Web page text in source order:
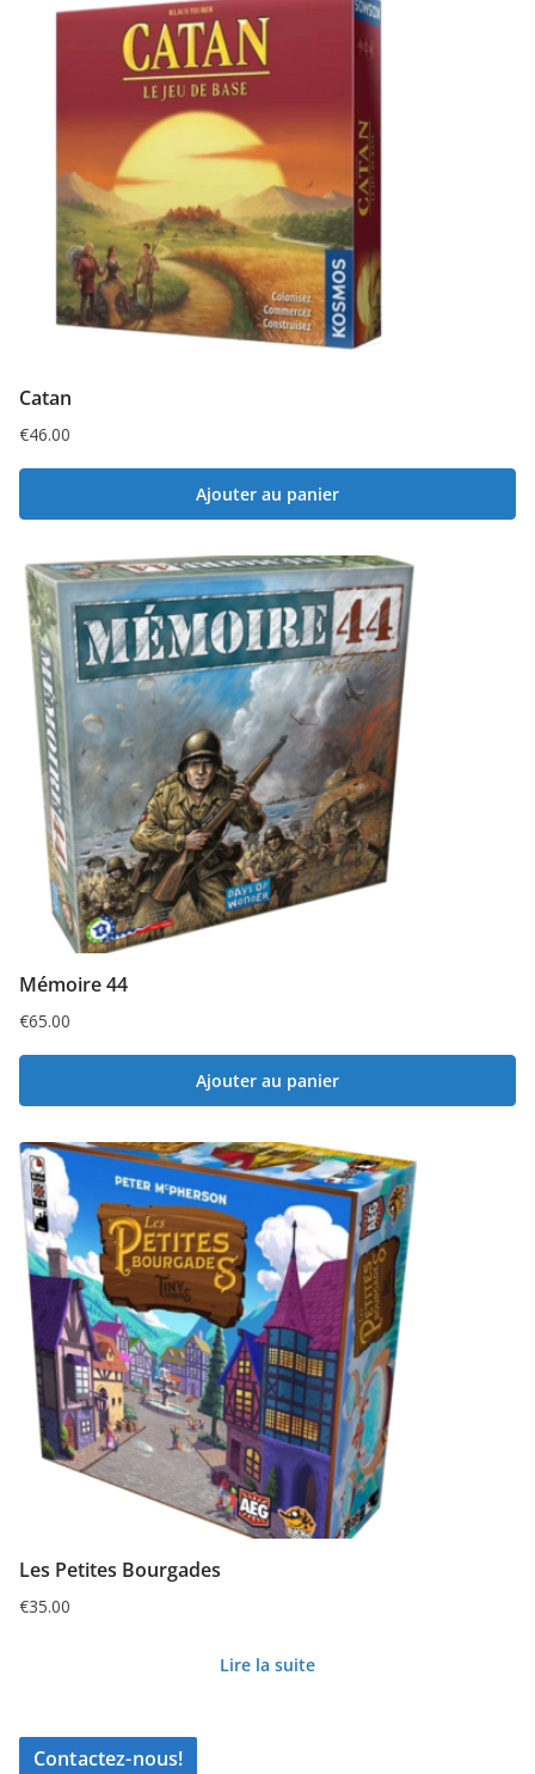
Catan
€46.00
Ajouter au panier
Mémoire 44
€65.00
Ajouter au panier
Les Petites Bourgades
€35.00
Lire la suite
Contactez-nous!